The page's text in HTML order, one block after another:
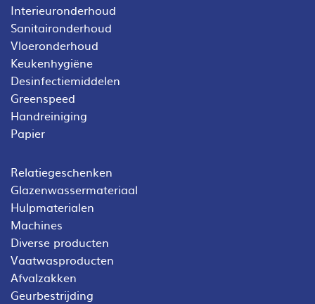
Interieuronderhoud
Sanitaironderhoud
Vloeronderhoud
Keukenhygiëne
Desinfectiemiddelen
Greenspeed
Handreiniging
Papier
Relatiegeschenken
Glazenwassermateriaal
Hulpmaterialen
Machines
Diverse producten
Vaatwasproducten
Afvalzakken
Geurbestrijding